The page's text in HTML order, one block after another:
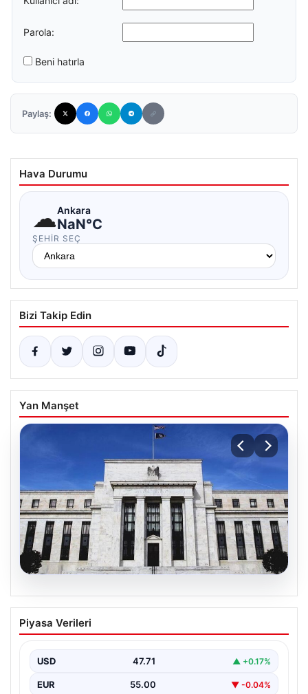
Parola:
Beni hatırla
Paylaş:
Hava Durumu
☁Ankara
NaN°C
ŞEHIR SEÇ
Bizi Takip Edin
Yan Manşet
06.08.2026
Fed faizi sabit tuttu
Piyasa Verileri
USD 47.71 ▲ +0.17%
EUR 55.00 ▼ -0.04%